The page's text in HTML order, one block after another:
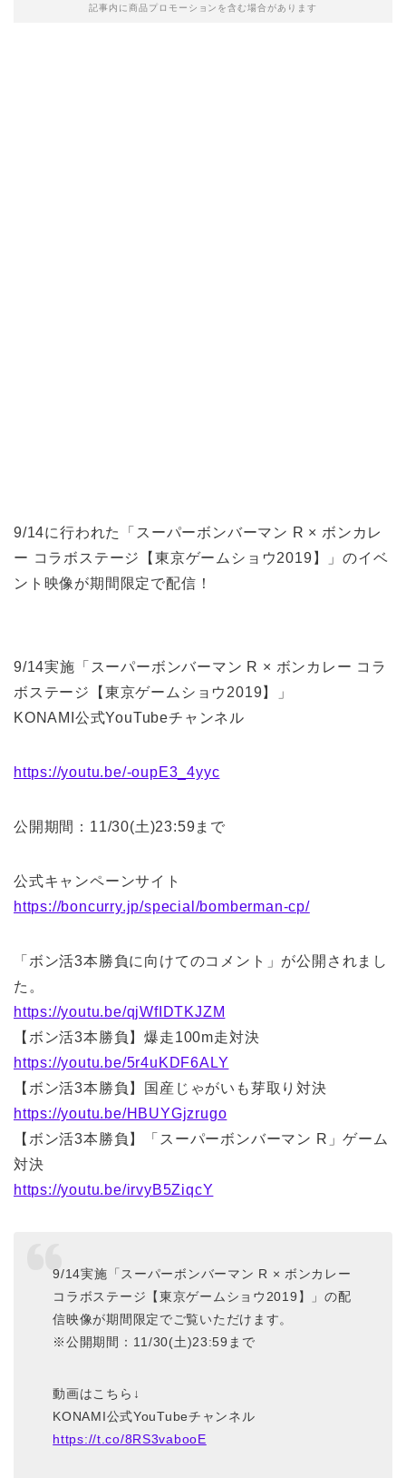
記事内に商品プロモーションを含む場合があります
9/14に行われた「スーパーボンバーマン R × ボンカレ
ー コラボステージ【東京ゲームショウ2019】」のイベ
ント映像が期間限定で配信！
9/14実施「スーパーボンバーマン R × ボンカレー コラ
ボステージ【東京ゲームショウ2019】」
KONAMI公式YouTubeチャンネル
https://youtu.be/-oupE3_4yyc
公開期間：11/30(土)23:59まで
公式キャンペーンサイト
https://boncurry.jp/special/bomberman-cp/
「ボン活3本勝負に向けてのコメント」が公開されまし
た。
https://youtu.be/qjWfIDTKJZM
【ボン活3本勝負】爆走100m走対決
https://youtu.be/5r4uKDF6ALY
【ボン活3本勝負】国産じゃがいも芽取り対決
https://youtu.be/HBUYGjzrugo
【ボン活3本勝負】「スーパーボンバーマン R」ゲーム
対決
https://youtu.be/irvyB5ZiqcY
9/14実施「スーパーボンバーマン R × ボンカレー
コラボステージ【東京ゲームショウ2019】」の配
信映像が期間限定でご覧いただけます。
※公開期間：11/30(土)23:59まで
動画はこちら↓
KONAMI公式YouTubeチャンネル
https://t.co/8RS3vabooE